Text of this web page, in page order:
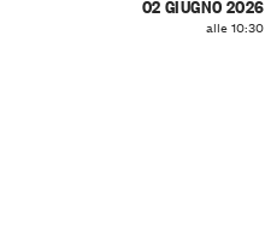
alle 10:30